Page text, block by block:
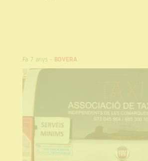
Fa 7 anys - BOVERA